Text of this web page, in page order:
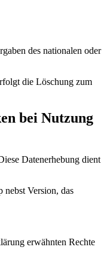
des nationalen oder
die Löschung zum
bei Nutzung
Datenerhebung dient
Version, das
erwähnten Rechte